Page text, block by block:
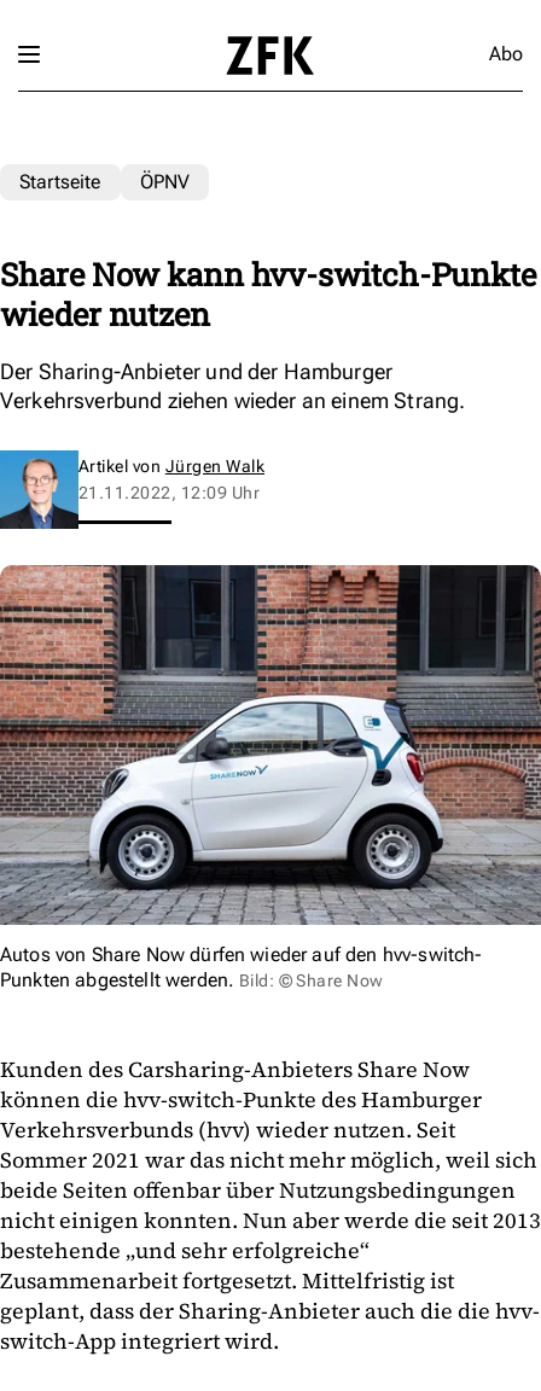
Abo
Startseite ÖPNV
Share Now kann hvv-switch-Punkte
wieder nutzen
Der Sharing-Anbieter und der Hamburger
Verkehrsverbund ziehen wieder an einem Strang.
Artikel von Jürgen Walk
21.11.2022, 12:09 Uhr
Autos von Share Now dürfen wieder auf den hvv-switch-
Punkten abgestellt werden. Bild: © Share Now
Kunden des Carsharing-Anbieters Share Now
können die hvv-switch-Punkte des Hamburger
Verkehrsverbunds (hvv) wieder nutzen. Seit
Sommer 2021 war das nicht mehr möglich, weil sich
beide Seiten offenbar über Nutzungsbedingungen
nicht einigen konnten. Nun aber werde die seit 2013
bestehende „und sehr erfolgreiche“
Zusammenarbeit fortgesetzt. Mittelfristig ist
geplant, dass der Sharing-Anbieter auch die die hvv-
switch-App integriert wird.